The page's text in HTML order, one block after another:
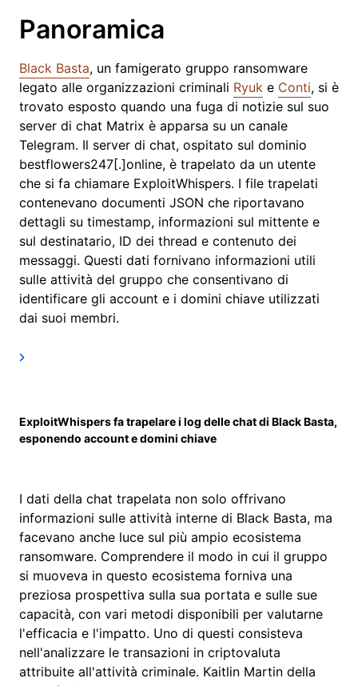
Panoramica
Black Basta, un famigerato gruppo ransomware
legato alle organizzazioni criminali Ryuk e Conti, si è
trovato esposto quando una fuga di notizie sul suo
server di chat Matrix è apparsa su un canale
Telegram. Il server di chat, ospitato sul dominio
bestflowers247[.]online, è trapelato da un utente
che si fa chiamare ExploitWhispers. I file trapelati
contenevano documenti JSON che riportavano
dettagli su timestamp, informazioni sul mittente e
sul destinatario, ID dei thread e contenuto dei
messaggi. Questi dati fornivano informazioni utili
sulle attività del gruppo che consentivano di
identificare gli account e i domini chiave utilizzati
dai suoi membri.
ExploitWhispers fa trapelare i log delle chat di Black Basta,
esponendo account e domini chiave
I dati della chat trapelata non solo offrivano
informazioni sulle attività interne di Black Basta, ma
facevano anche luce sul più ampio ecosistema
ransomware. Comprendere il modo in cui il gruppo
si muoveva in questo ecosistema forniva una
preziosa prospettiva sulla sua portata e sulle sue
capacità, con vari metodi disponibili per valutarne
l'efficacia e l'impatto. Uno di questi consisteva
nell'analizzare le transazioni in criptovaluta
attribuite all'attività criminale. Kaitlin Martin della